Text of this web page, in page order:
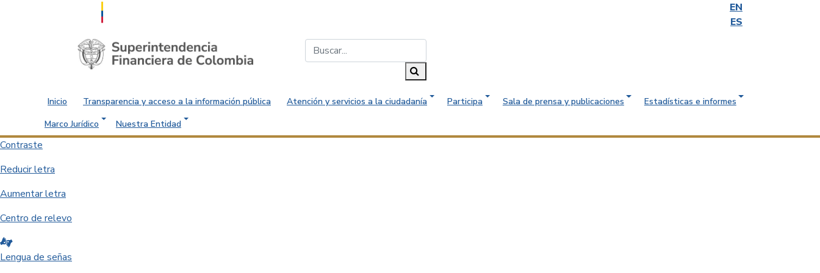
EN
ES
Saltar al contenido principal
Inicio Transparencia y acceso a la información pública Atención y servicios a la ciudadanía Participa Sala de prensa y publicaciones
Estadísticas e informes
Marco Jurídico
Nuestra Entidad
Contraste
Reducir letra
Aumentar letra
Centro de relevo
Lengua de señas